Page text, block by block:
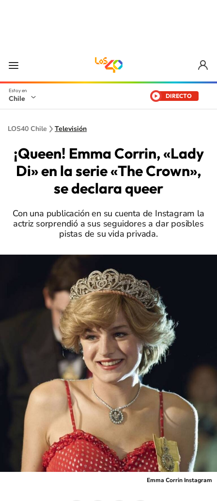
Chile DIRECTO
LOS40 Chile Televisión
¡Queen! Emma Corrin, «Lady
Di» en la serie «The Crown»,
se declara queer
Con una publicación en su cuenta de Instagram la
actriz sorprendió a sus seguidores a dar posibles
pistas de su vida privada.
Emma Corrin Instagram